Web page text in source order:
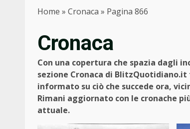
Home » Cronaca » Pagina 866
Cronaca
Con una copertura che spazia dagli
sezione Cronaca di
informato su ciò che succede ora,
Rimani aggiornato con le cronache
attuale.